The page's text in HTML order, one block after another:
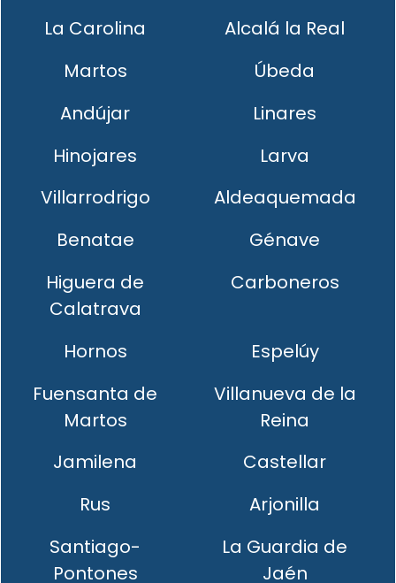
La Carolina
Alcalá la Real
Martos
Úbeda
Andújar
Linares
Hinojares
Larva
Villarrodrigo
Aldeaquemada
Benatae
Génave
Higuera de
Calatrava
Carboneros
Hornos
Espelúy
Fuensanta de
Martos
Villanueva de la
Reina
Jamilena
Castellar
Rus
Arjonilla
Santiago-
Pontones
La Guardia de
Jaén